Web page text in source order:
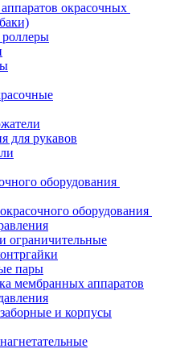
окрасочных
для рукавов
оборудования
оборудования
ограничительные
пары
мембранных аппаратов
и корпусы